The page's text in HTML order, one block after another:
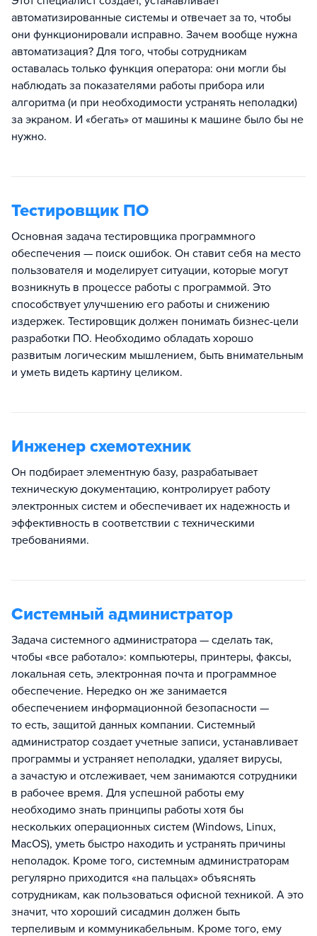
автоматизированные системы и отвечает за то, чтобы
они функционировали исправно. Зачем вообще нужна
автоматизация? Для того, чтобы сотрудникам
оставалась только функция оператора: они могли бы
наблюдать за показателями работы прибора или
алгоритма (и при необходимости устранять неполадки)
за экраном. И «бегать» от машины к машине было бы не
нужно.
Тестировщик ПО
Основная задача тестировщика программного
обеспечения — поиск ошибок. Он ставит себя на место
пользователя и моделирует ситуации, которые могут
возникнуть в процессе работы с программой. Это
способствует улучшению его работы и снижению
издержек. Тестировщик должен понимать бизнес-цели
разработки ПО. Необходимо обладать хорошо
развитым логическим мышлением, быть внимательным
и уметь видеть картину целиком.
Инженер схемотехник
Он подбирает элементную базу, разрабатывает
техническую документацию, контролирует работу
электронных систем и обеспечивает их надежность и
эффективность в соответствии с техническими
требованиями.
Системный администратор
Задача системного администратора — сделать так,
чтобы «все работало»: компьютеры, принтеры, факсы,
локальная сеть, электронная почта и программное
обеспечение. Нередко он же занимается
обеспечением информационной безопасности —
то есть, защитой данных компании. Системный
администратор создает учетные записи, устанавливает
программы и устраняет неполадки, удаляет вирусы,
а зачастую и отслеживает, чем занимаются сотрудники
в рабочее время. Для успешной работы ему
необходимо знать принципы работы хотя бы
нескольких операционных систем (Windows, Linux,
MacOS), уметь быстро находить и устранять причины
неполадок. Кроме того, системным администраторам
регулярно приходится «на пальцах» объяснять
сотрудникам, как пользоваться офисной техникой. А это
значит, что хороший сисадмин должен быть
терпеливым и коммуникабельным. Кроме того, ему